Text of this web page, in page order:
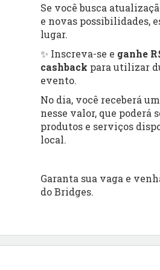
Se você busca
e novas possibilidades,
lugar.
✨ Inscreva-se e ganhe
cashback para utilizar
evento.
No dia, você receberá
nesse valor, que poderá
produtos e serviços
local.
Garanta sua vaga e
do Bridges.